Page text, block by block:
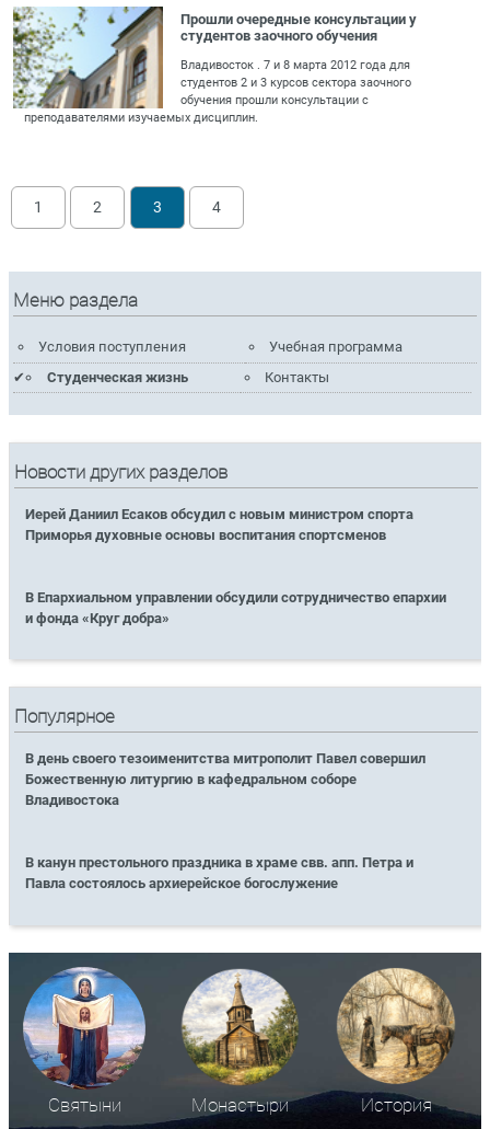
Прошли очередные консультации у
студентов заочного обучения
Владивосток . 7 и 8 марта 2012 года для
студентов 2 и 3 курсов сектора заочного
обучения прошли консультации с
преподавателями изучаемых дисциплин.
1 2 3 4
Меню раздела
Условия поступления
Учебная программа
Студенческая жизнь
Контакты
Новости других разделов
Иерей Даниил Есаков обсудил с новым министром спорта
Приморья духовные основы воспитания спортсменов
В Епархиальном управлении обсудили сотрудничество епархии
и фонда «Круг добра»
Популярное
В день своего тезоименитства митрополит Павел совершил
Божественную литургию в кафедральном соборе
Владивостока
В канун престольного праздника в храме свв. апп. Петра и
Павла состоялось архиерейское богослужение
Святыни Монастыри История